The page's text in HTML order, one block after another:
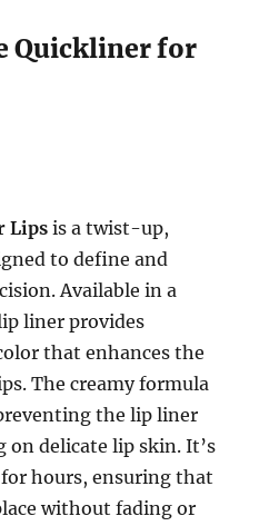
Quickliner for
Lips is a twist-up,
to define and
Available in a
liner provides
that enhances the
The creamy formula
the lip liner
delicate lip skin. It’s
hours, ensuring that
without fading or